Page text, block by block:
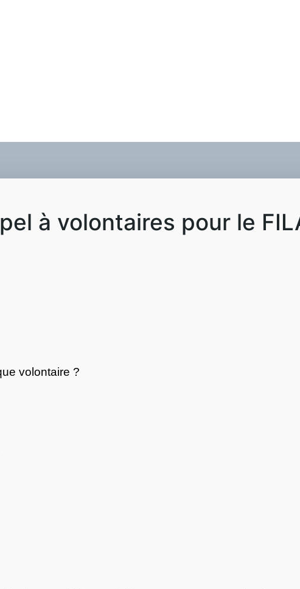
à volontaires pour le
volontaire ?